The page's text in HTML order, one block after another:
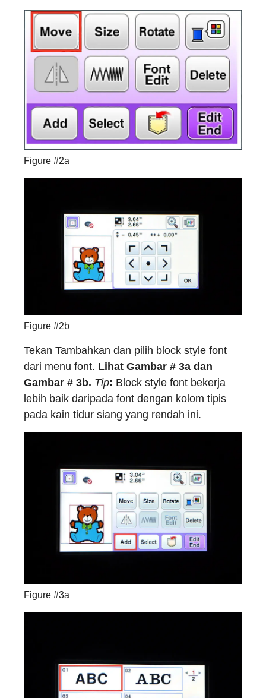
Figure #2a
Figure #2b
Tekan Tambahkan dan pilih block style font
dari menu font. Lihat Gambar # 3a dan
Gambar # 3b. Tip: Block style font bekerja
lebih baik daripada font dengan kolom tipis
pada kain tidur siang yang rendah ini.
Figure #3a